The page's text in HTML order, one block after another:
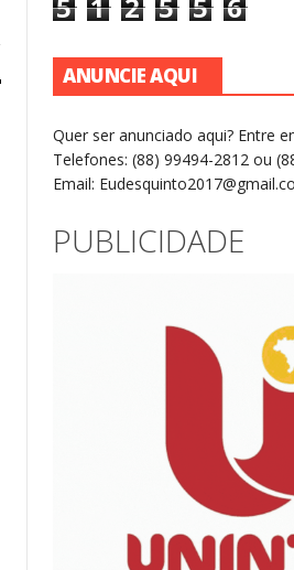
ANUNCIE AQUI
Quer ser anunciado aqui? Entre
Telefones: (88) 99494-2812 ou
Email:
PUBLICIDADE